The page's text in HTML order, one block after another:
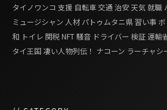
タイノワンコ 支援 自転車交通 治安天気 就職
ミュージシャン 人材 パトゥムタニ県習い事
和 トイレ 関税 NFT 騒音 ドライバー 検証運輸
タイ王国 凄い人物列伝！ ナコーン ラーチャシ